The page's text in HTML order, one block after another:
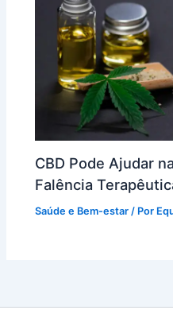
CBD Pode Ajudar
Falência
Saúde e Bem-estar / Por